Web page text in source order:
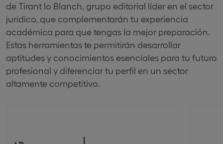
de Tirant lo Blanch, grupo editorial líder en el sector
jurídico, que complementarán tu experiencia
académica para que tengas la mejor preparación.
Estas herramientas te permitirán desarrollar
aptitudes y conocimientos esenciales para tu futuro
profesional y diferenciar tu perfil en un sector
altamente competitivo.